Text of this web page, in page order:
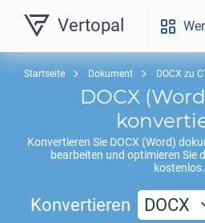
Vertopal
Startseite Dokument DOCX zu
DOCX
Konvertieren Sie DOCX (Word)
bearbeiten und optimieren Sie
kostenlos.
Konvertieren DOCX